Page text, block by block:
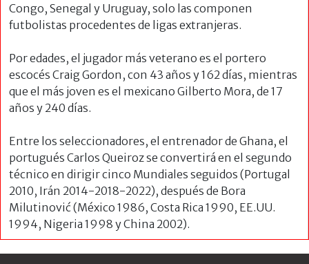
Congo, Senegal y Uruguay, solo las componen
futbolistas procedentes de ligas extranjeras.
Por edades, el jugador más veterano es el portero
escocés Craig Gordon, con 43 años y 162 días, mientras
que el más joven es el mexicano Gilberto Mora, de 17
años y 240 días.
Entre los seleccionadores, el entrenador de Ghana, el
portugués Carlos Queiroz se convertirá en el segundo
técnico en dirigir cinco Mundiales seguidos (Portugal
2010, Irán 2014-2018-2022), después de Bora
Milutinović (México 1986, Costa Rica 1990, EE.UU.
1994, Nigeria 1998 y China 2002).